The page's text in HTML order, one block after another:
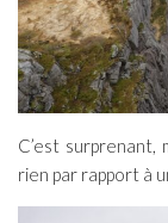
C’est surprenant,
rien par rapport à